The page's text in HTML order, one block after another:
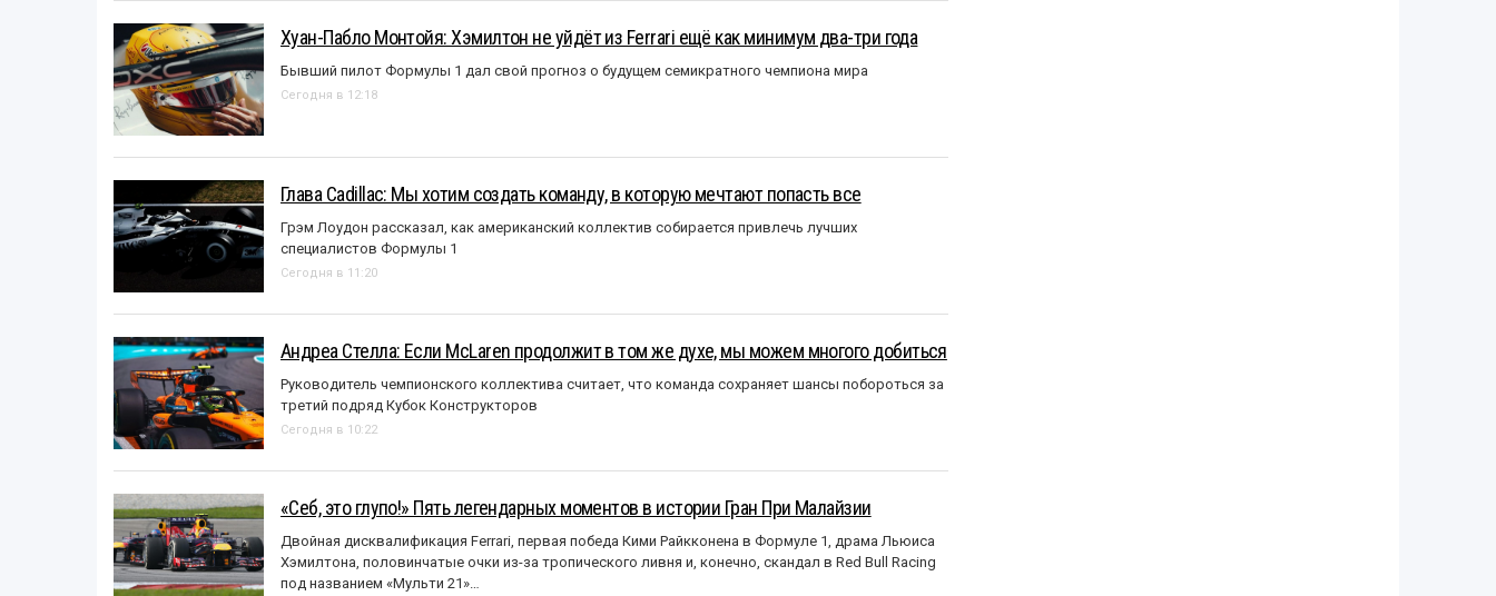
Хуан-Пабло Монтойя: Хэмилтон не уйдёт из Ferrari ещё как минимум два-три года
Бывший пилот Формулы 1 дал свой прогноз о будущем семикратного чемпиона мира
Сегодня в 12:18
Глава Cadillac: Мы хотим создать команду, в которую мечтают попасть все
Грэм Лоудон рассказал, как американский коллектив собирается привлечь лучших
специалистов Формулы 1
Сегодня в 11:20
Андреа Стелла: Если McLaren продолжит в том же духе, мы можем многого добиться
Руководитель чемпионского коллектива считает, что команда сохраняет шансы побороться за
третий подряд Кубок Конструкторов
Сегодня в 10:22
«Себ, это глупо!» Пять легендарных моментов в истории Гран При Малайзии
Двойная дисквалификация Ferrari, первая победа Кими Райкконена в Формуле 1, драма Льюиса
Хэмилтона, половинчатые очки из-за тропического ливня и, конечно, скандал в Red Bull Racing
под названием «Mульти 21»…